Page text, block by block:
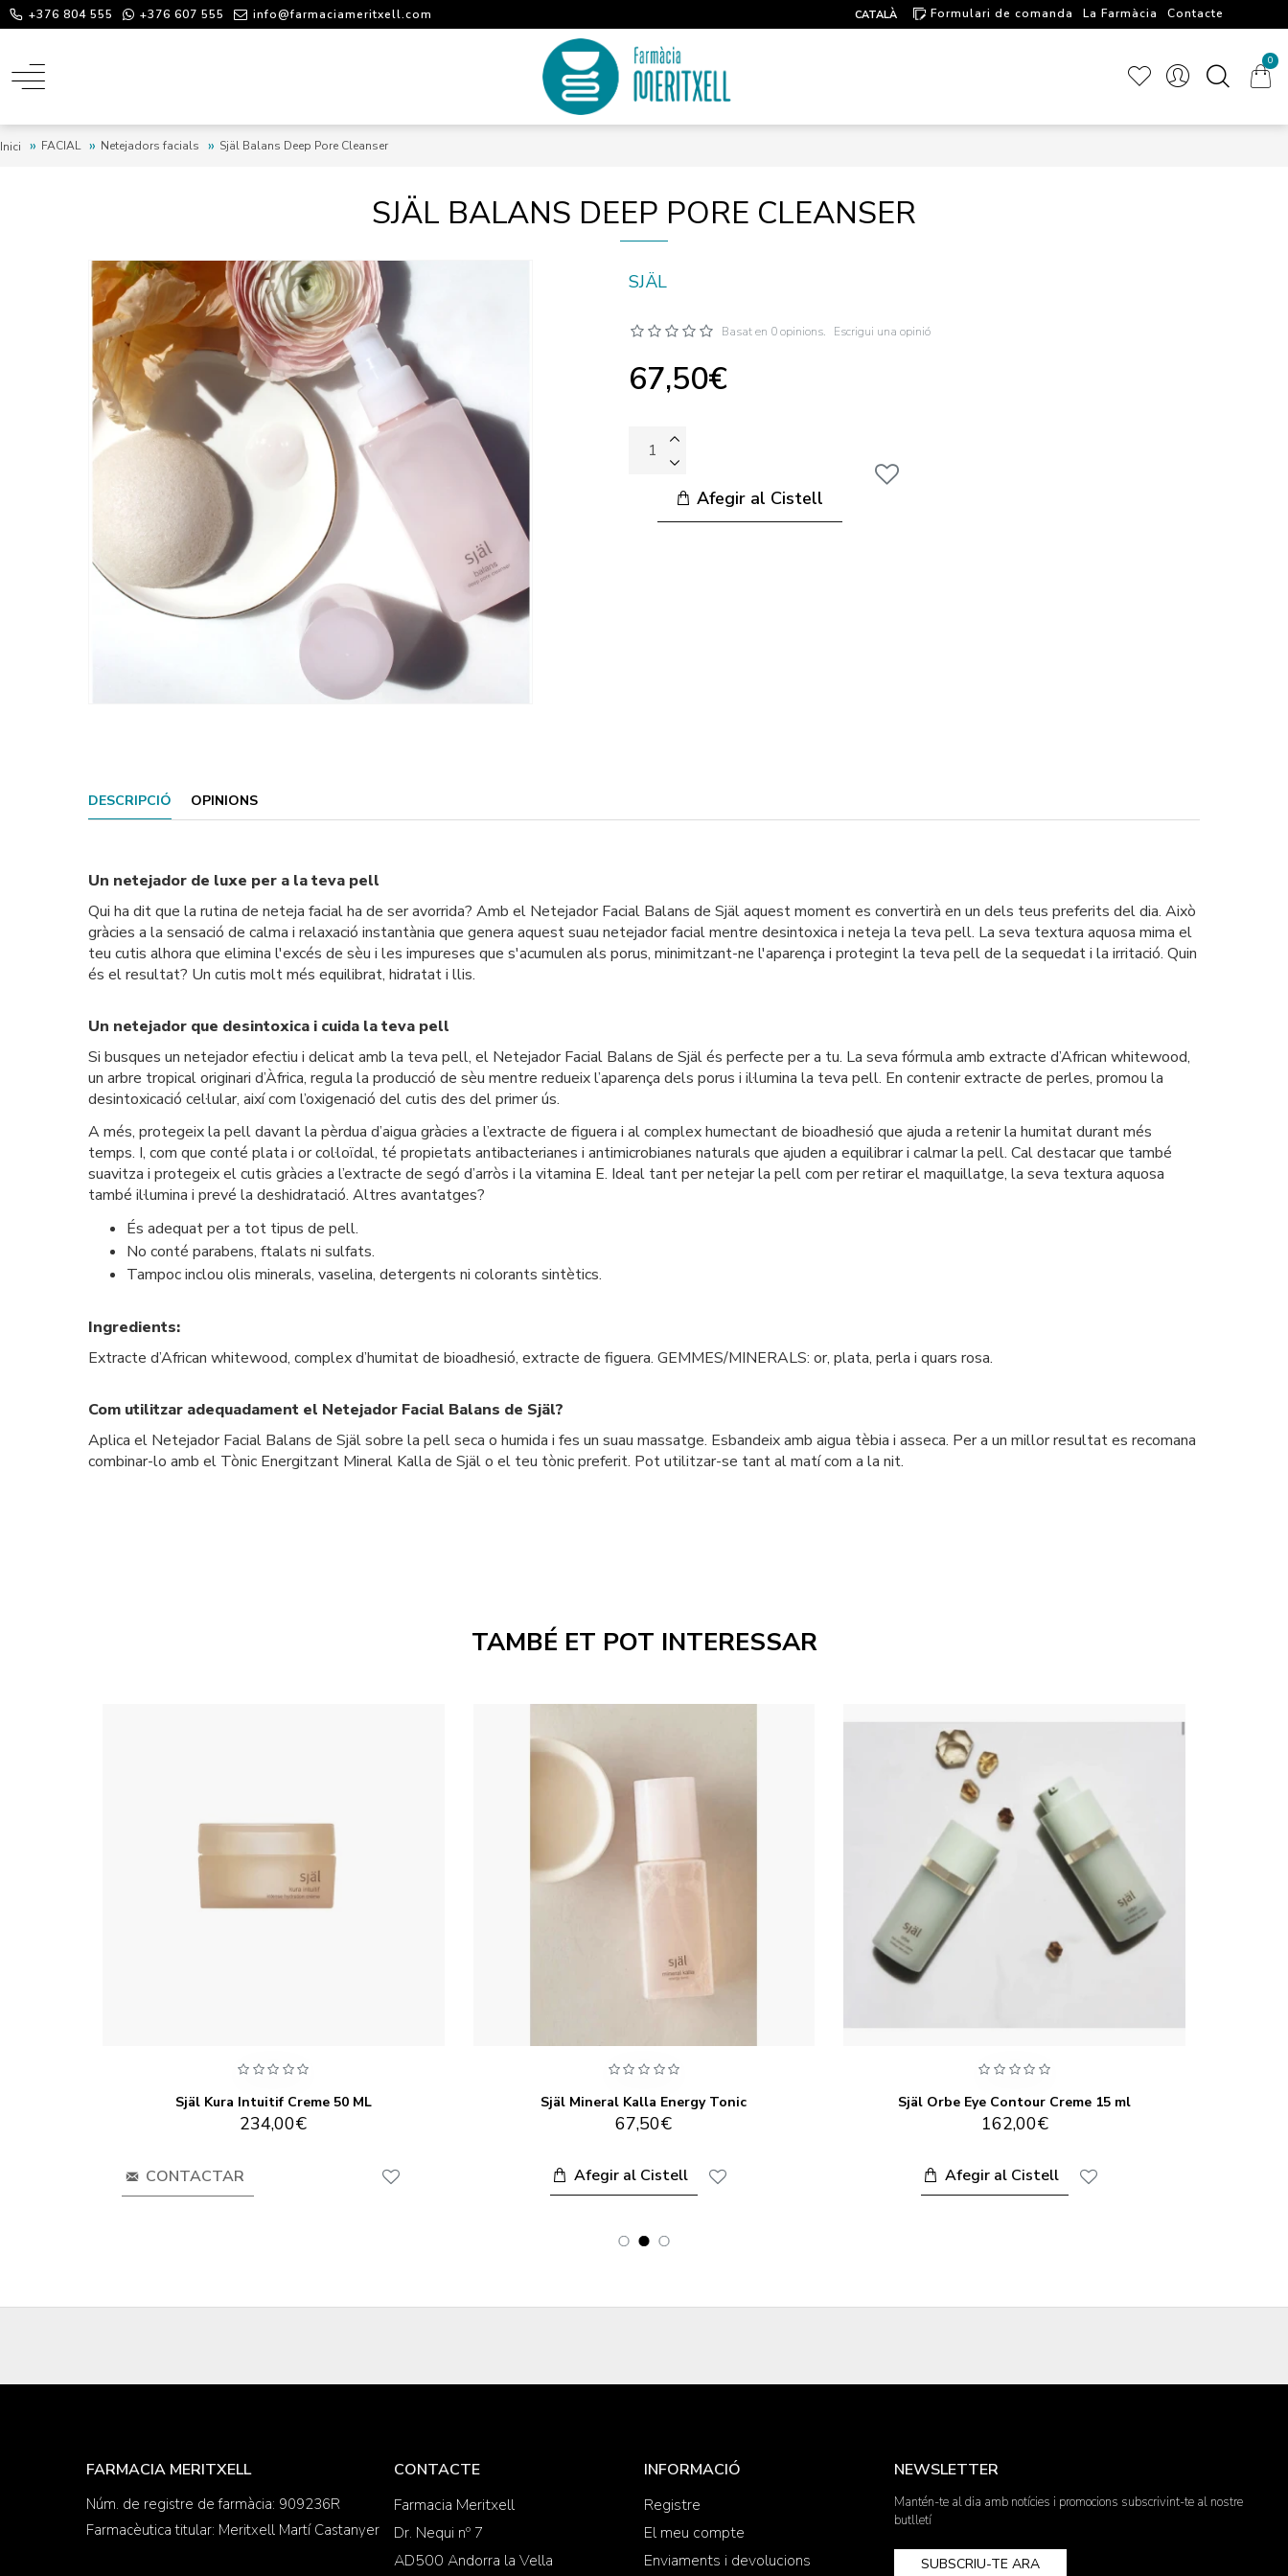
+376 804 555 +376 607 555 info@farmaciameritxell.com CATALÀ Formulari de comanda La Farmàcia
Contacte
0
Inici FACIAL Netejadors facials Själ Balans Deep Pore Cleanser
SJÄL BALANS DEEP PORE CLEANSER
SJÄL
Basat en 0 opinions. Escrigui una opinió
67,50€
Afegir al Cistell
TAMBÉ ET POT INTERESSAR
Själ Kura Intuitif Creme 50 ML
234,00€
CONTACTAR
Själ Mineral Kalla Energy Tonic
67,50€
Afegir al Cistell
Själ Orbe Eye Contour Creme 15 ml
162,00€
Afegir al Cistell
DESCRIPCIÓ OPINIONS
Un netejador de luxe per a la teva pell
Qui ha dit que la rutina de neteja facial ha de ser avorrida? Amb el Netejador Facial Balans de Själ aquest moment es convertirà en un dels teus preferits del dia. Això
gràcies a la sensació de calma i relaxació instantània que genera aquest suau netejador facial mentre desintoxica i neteja la teva pell. La seva textura aquosa mima el
teu cutis alhora que elimina l'excés de sèu i les impureses que s'acumulen als porus, minimitzant-ne l'aparença i protegint la teva pell de la sequedat i la irritació. Quin
és el resultat? Un cutis molt més equilibrat, hidratat i llis.
Un netejador que desintoxica i cuida la teva pell
Si busques un netejador efectiu i delicat amb la teva pell, el Netejador Facial Balans de Själ és perfecte per a tu. La seva fórmula amb extracte d’African whitewood,
un arbre tropical originari d’Àfrica, regula la producció de sèu mentre redueix l’aparença dels porus i il·lumina la teva pell. En contenir extracte de perles, promou la
desintoxicació cel·lular, així com l’oxigenació del cutis des del primer ús.
A més, protegeix la pell davant la pèrdua d’aigua gràcies a l’extracte de figuera i al complex humectant de bioadhesió que ajuda a retenir la humitat durant més
temps. I, com que conté plata i or col·loïdal, té propietats antibacterianes i antimicrobianes naturals que ajuden a equilibrar i calmar la pell. Cal destacar que també
suavitza i protegeix el cutis gràcies a l’extracte de segó d’arròs i la vitamina E. Ideal tant per netejar la pell com per retirar el maquillatge, la seva textura aquosa
també il·lumina i prevé la deshidratació. Altres avantatges?
És adequat per a tot tipus de pell.
No conté parabens, ftalats ni sulfats.
Tampoc inclou olis minerals, vaselina, detergents ni colorants sintètics.
Ingredients:
Extracte d’African whitewood, complex d’humitat de bioadhesió, extracte de figuera. GEMMES/MINERALS: or, plata, perla i quars rosa.
Com utilitzar adequadament el Netejador Facial Balans de Själ?
Aplica el Netejador Facial Balans de Själ sobre la pell seca o humida i fes un suau massatge. Esbandeix amb aigua tèbia i asseca. Per a un millor resultat es recomana
combinar-lo amb el Tònic Energitzant Mineral Kalla de Själ o el teu tònic preferit. Pot utilitzar-se tant al matí com a la nit.
FARMACIA MERITXELL
Núm. de registre de farmàcia: 909236R
Farmacèutica titular: Meritxell Martí Castanyer
CONTACTE
Farmacia Meritxell
Dr. Nequi nº 7
AD500 Andorra la Vella
INFORMACIÓ
Registre
El meu compte
Enviaments i devolucions
NEWSLETTER
Mantén-te al dia amb notícies i promocions subscrivint-te al nostre
butlletí
SUBSCRIU-TE ARA